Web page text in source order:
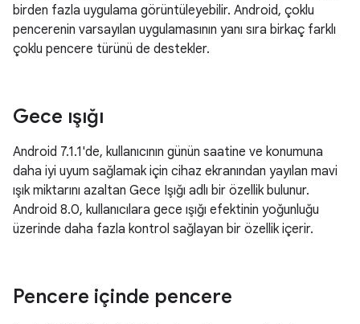
birden fazla uygulama görüntüleyebilir. Android, çoklu
pencerenin varsayılan uygulamasının yanı sıra birkaç farklı
çoklu pencere türünü de destekler.
Gece ışığı
Android 7.1.1'de, kullanıcının günün saatine ve konumuna
daha iyi uyum sağlamak için cihaz ekranından yayılan mavi
ışık miktarını azaltan Gece Işığı adlı bir özellik bulunur.
Android 8.0, kullanıcılara gece ışığı efektinin yoğunluğu
üzerinde daha fazla kontrol sağlayan bir özellik içerir.
Pencere içinde pencere